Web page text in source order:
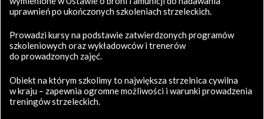
uprawnień po ukończonych szkoleniach strzeleckich.
Prowadzi kursy na podstawie zatwierdzonych programów
szkoleniowych oraz wykładowców i trenerów
do prowadzonych zajęć.
Obiekt na którym szkolimy to największa strzelnica cywilna
w kraju – zapewnia ogromne możliwości i warunki prowadzenia
treningów strzeleckich.